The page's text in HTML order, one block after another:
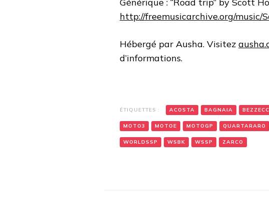
http://freemusicarchive.org/music/
Hébergé par Ausha. Visitez
d’informations.
ÉTIQUETTES : ACOSTA BAGNAIA
MOTO3 MOTOE MOTOGP QUARTARARO
WORLDSSP WSBK WSSP ZARCO